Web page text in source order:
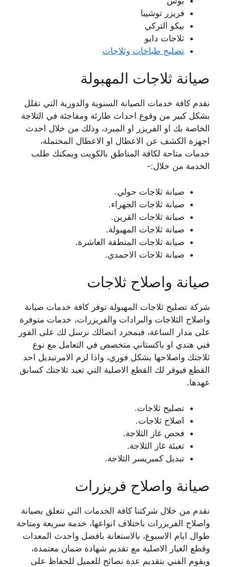
فريزر توشيبا
بيكو التركي
ثلاجات دايو
تصليح طباخات وثلاجات
صيانة ثلاجات المهبولة
نقدم كافة خدمات الصيانة السنوية والدورية التي تقلل
بشكل كبير من وقوع احداث طارئة ومفاجئة في الثلاجة
الخاصة بك او الفريزر او المبرد، وذلك من خلال احدث
اجهزة الكشف عن الاعطال او الاعطال المحتملة،
خدمات متاحة لكافة المناطق بالكويت ويمكنك طلب
الخدمة من خلال:-
صيانة ثلاجات حولي.
صيانة ثلاجات الجهراء.
صيانة ثلاجات القرين.
صيانة ثلاجات المهبولة.
صيانة ثلاجات المنطقة العاشرة.
صيانة ثلاجات الاحمدي.
صيانة واصلاح ثلاجات
شركة تصليح ثلاجات المهبولة توفر كافة خدمات صيانة
واصلاح الثلاجات والبرادات والفريزرات، خدمات متوفرة
على مدار الساعة، فبمجرد اتصالك نرسل لك على الفور
فني هندي او باكستاني متخصص في التعامل مع نوع
ثلاجتك واصلاحها بشكل فوري، واذا لزم الامرتبديل احد
القطع فيوفر لك القطع الاصلية التي تعيد ثلاجتك كسابق
عهدها.
تصليح ثلاجات.
اصلاح ثلاجات.
فحص غاز الثلاجة.
تعبئة غاز الثلاجة.
تبديل كمبريسر الثلاجة.
صيانة واصلاح فريزرات
نقدم من خلال شركتنا كافة الخدمات التي تتعلق بصيانة
واصلاح الفريزرات باختلاف انواعها، خدمة سريعة ومتاحة
طوال ايام الاسبوع، بالاستعانة بافضل واحدث المعدات
وقطع الغيار الاصلية مع تقديم شهادة ضمان معتمدة،
ويقوم الفني بتقديم عدة نصائح للعميل للحفاظ على